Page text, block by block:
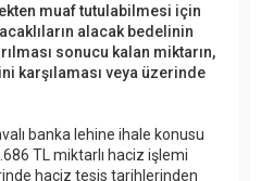
muaf tutulabilmesi için
alacak bedelinin
sonucu kalan miktarın,
karşılaması veya üzerinde
banka lehine ihale konusu
TL miktarlı haciz işlemi
haciz tesis tarihlerinden